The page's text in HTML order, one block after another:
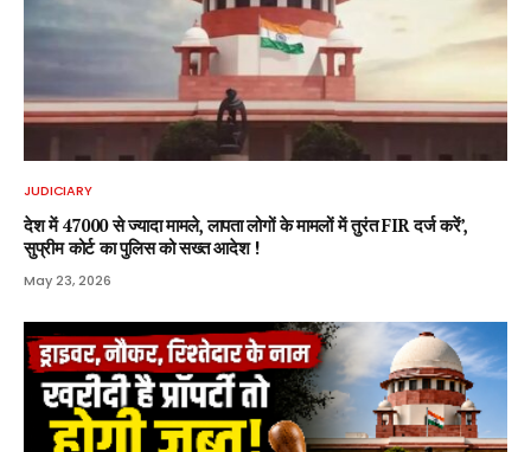
JUDICIARY
देश में 47000 से ज्यादा मामले, लापता लोगों के मामलों में तुरंत FIR दर्ज करें’,
सुप्रीम कोर्ट का पुलिस को सख्त आदेश !
May 23, 2026